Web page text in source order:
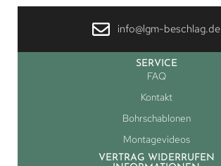
info@lgm-beschlag.de
SERVICE
FAQ
Kontakt
Bohrschablonen
Montagevideos
VERTRAG WIDERRUFEN